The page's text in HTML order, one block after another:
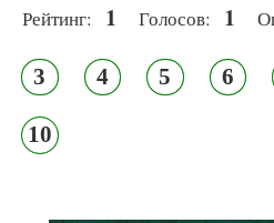
Рейтинг: 1 Голосов: 1
3 4 5 6
10